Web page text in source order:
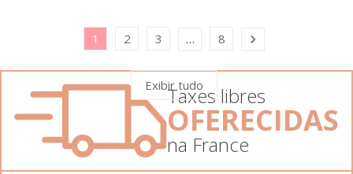
1 2 3 … 8 
Exibir tudo
Taxes libres
OFERECIDAS
na France